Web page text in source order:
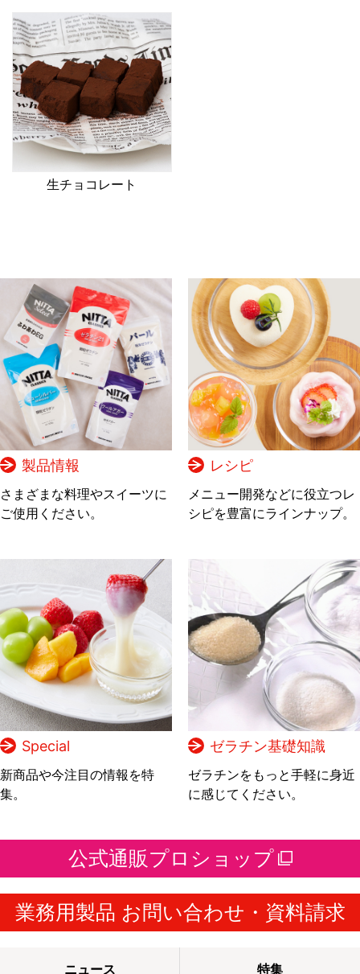
生チョコレート
製品情報
さまざまな料理やスイーツに
ご使用ください。
レシピ
メニュー開発などに役立つレ
シピを豊富にラインナップ。
Special
新商品や今注目の情報を特
集。
ゼラチン基礎知識
ゼラチンをもっと手軽に身近
に感じてください。
公式通販プロショップ
業務用製品 お問い合わせ・資料請求
ニュース 特集